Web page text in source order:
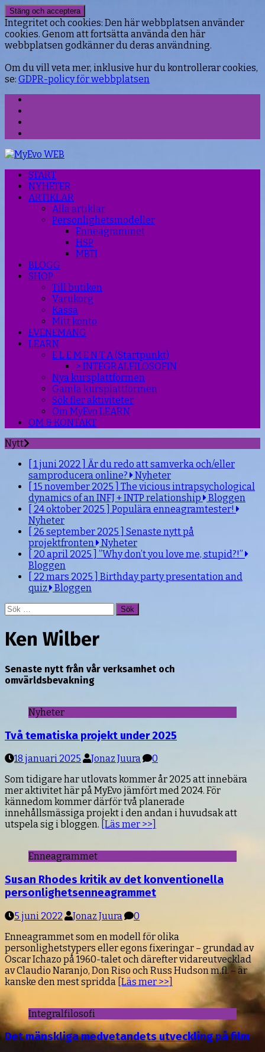
Integritet och cookies: Den här webbplatsen använder
cookies. Genom att fortsätta använda den här
webbplatsen godkänner du deras användning.
Om du vill veta mer, inklusive hur du kontrollerar cookies,
se: GDPR-policy för webbplatsen
START
NYHETER
ARTIKLAR
Alla artiklar
Personlighetsmodeller
Enneagrammet
HSP
MBTI
BLOGG
SHOP
Till butiken
Varukorg
Kassa
Mitt konto
EVENEMANG
LEARN
E L E M E N T A (Startpunkt)
> INTEGRALFILOSOFIN
Nya kursplattformen
Gamla kursplattformen
Sök fler aktiviteter
Om MyEvo LEARN
OM & KONTAKT
Nytt
[ 1 juni 2022 ] Är du redo att samverka och/eller
samproducera online?
Nyheter
[ 15 november 2025 ] The vicious intrapsychological
dynamics of an INFJ + INTP relationship
Bloggen
[ 24 oktober 2025 ] Populära enneagramtester!
Nyheter
[ 26 september 2025 ] Senaste nytt på
projektfronten
Nyheter
[ 20 april 2025 ] ”Why don’t you love me, stupid?!”
Bloggen
[ 22 mars 2025 ] Birthday party presentation and
quiz
Bloggen
Sök
efter:
Ken Wilber
Senaste nytt från vår verksamhet och
omvärldsbevakning
Nyheter
Två tematiska projekt under 2025
18 januari 2025 Jonaz Juura
0
Som tidigare har utlovats kommer år 2025 att innebära
mer aktivitet här på MyEvo jämfört med 2024. För
kännedom kommer därför två planerade
innehållsmässiga projekt i den andan i huvudsak att
utspela sig i bloggen. [Läs mer >>]
Enneagrammet
Susan Rhodes kritik av det konventionella
personlighetsenneagrammet
5 juni 2022 Jonaz Juura
0
Enneagrammet som en modell för olika
personlighetstypers eller egons fixeringar – grundad av
Oscar Ichazo på 1960-talet och därefter vidareutvecklad
av Claudio Naranjo, Don Riso och Russ Hudson m.fl. – är
kanske den mest spridda [Läs mer >>]
Integralfilosofi
Det mänskliga medvetandets utveckling på film